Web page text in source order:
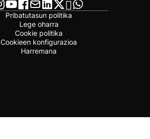
Pribatutasun politika
Lege oharra
Cookie politika
Cookieen konfigurazioa
Harremana